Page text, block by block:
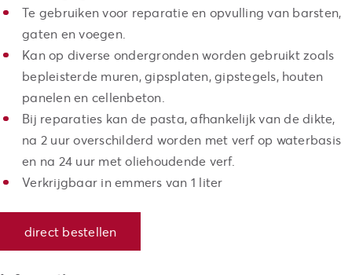
Te gebruiken voor reparatie en opvulling van barsten,
gaten en voegen.
Kan op diverse ondergronden worden gebruikt zoals
bepleisterde muren, gipsplaten, gipstegels, houten
panelen en cellenbeton.
Bij reparaties kan de pasta, afhankelijk van de dikte,
na 2 uur overschilderd worden met verf op waterbasis
en na 24 uur met oliehoudende verf.
Verkrijgbaar in emmers van 1 liter
direct bestellen